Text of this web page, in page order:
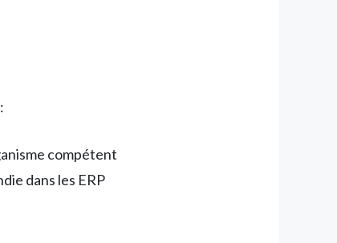
compétent
dans les ERP